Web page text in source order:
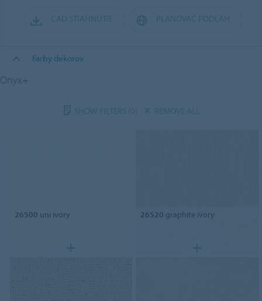
Farby dekorov
Onyx+
26500 uni ivory 26520 graphite ivory